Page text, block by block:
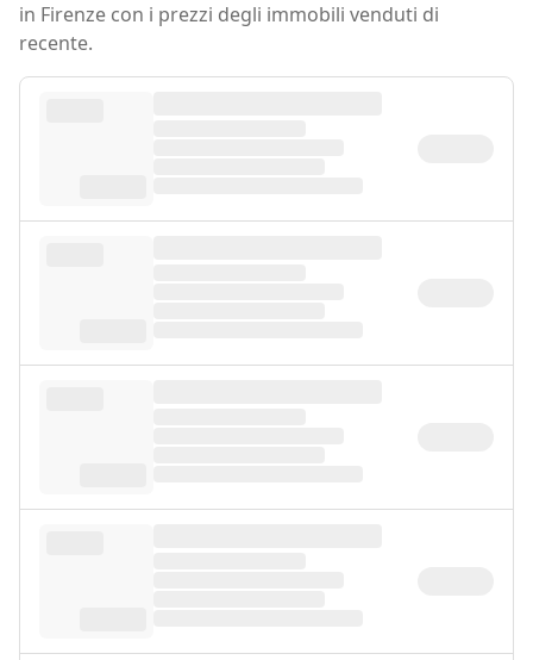
in Firenze con i prezzi degli immobili venduti di
recente.